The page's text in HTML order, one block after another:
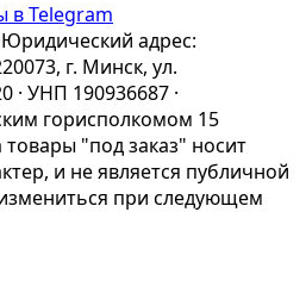
в Telegram
адрес:
г. Минск, ул.
· УНП 190936687 ·
горисполкомом 15
товары "под заказ" носит
и не является публичной
при следующем